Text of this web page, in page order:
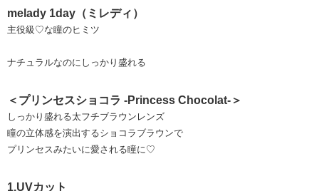
melady 1day（ミレディ）
主役級♡な瞳のヒミツ
ナチュラルなのにしっかり盛れる
＜プリンセスショコラ -Princess Chocolat-＞
しっかり盛れる太フチブラウンレンズ
瞳の立体感を演出するショコラブラウンで
プリンセスみたいに愛される瞳に♡
1.UVカット